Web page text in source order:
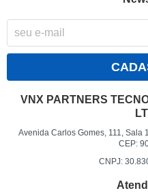
VNX PARTNERS
Avenida Carlos Gomes, 111, Sala
CEP:
CNPJ: